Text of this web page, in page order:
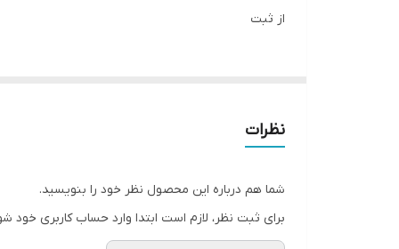
از ثبت
نظرات
شما هم درباره این محصول نظر خود را بنویسید.
برای ثبت نظر، لازم است ابتدا وارد حساب کاربری خود